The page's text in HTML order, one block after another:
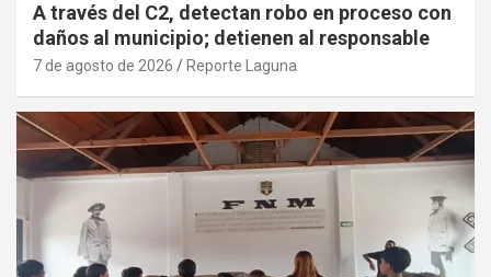
A través del C2, detectan robo en proceso con
daños al municipio; detienen al responsable
7 de agosto de 2026 Reporte Laguna